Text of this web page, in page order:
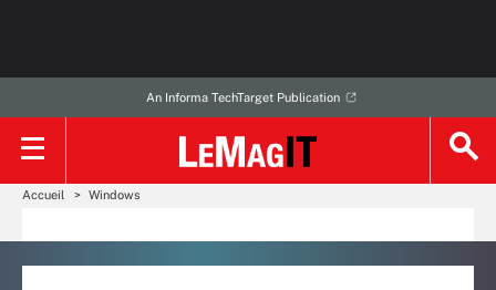
An Informa TechTarget Publication
Accueil Windows